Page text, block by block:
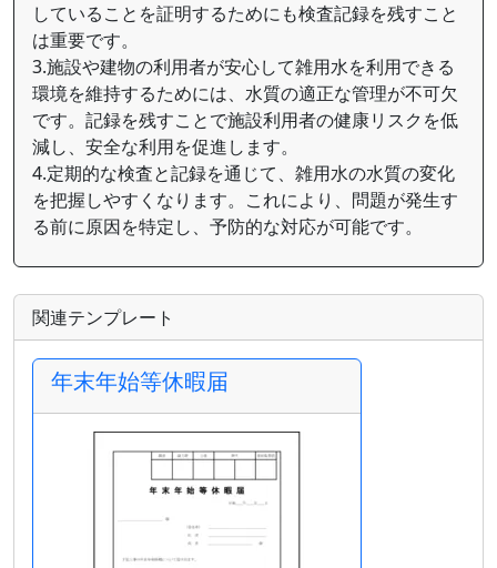
していることを証明するためにも検査記録を残すこと
は重要です。
3.施設や建物の利用者が安心して雑用水を利用できる
環境を維持するためには、水質の適正な管理が不可欠
です。記録を残すことで施設利用者の健康リスクを低
減し、安全な利用を促進します。
4.定期的な検査と記録を通じて、雑用水の水質の変化
を把握しやすくなります。これにより、問題が発生す
る前に原因を特定し、予防的な対応が可能です。
関連テンプレート
年末年始等休暇届